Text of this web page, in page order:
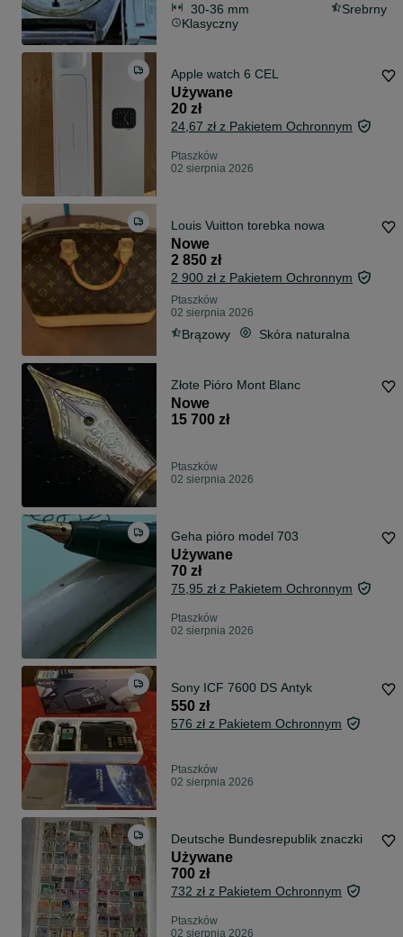
30-36 mm
Srebrny
Klasyczny
Apple watch 6 CEL
Używane
20 zł
24,67 zł z Pakietem Ochronnym
Ptaszków
02 sierpnia 2026
Louis Vuitton torebka nowa
Nowe
2 850 zł
2 900 zł z Pakietem Ochronnym
Ptaszków
02 sierpnia 2026
Brązowy Skóra naturalna
Złote Pióro Mont Blanc
Nowe
15 700 zł
Ptaszków
02 sierpnia 2026
Geha pióro model 703
Używane
70 zł
75,95 zł z Pakietem Ochronnym
Ptaszków
02 sierpnia 2026
Sony ICF 7600 DS Antyk
550 zł
576 zł z Pakietem Ochronnym
Ptaszków
02 sierpnia 2026
Deutsche Bundesrepublik znaczki
Używane
700 zł
732 zł z Pakietem Ochronnym
Ptaszków
02 sierpnia 2026